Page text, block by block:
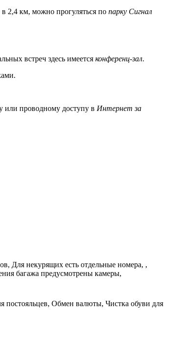
в 2,4 км, можно прогуляться по парку Сигнал
встреч здесь имеется конференц-зал.
или проводному доступу в Интернет за
Для некурящих есть отдельные номера, ,
багажа предусмотрены камеры,
постояльцев, Обмен валюты, Чистка обуви для